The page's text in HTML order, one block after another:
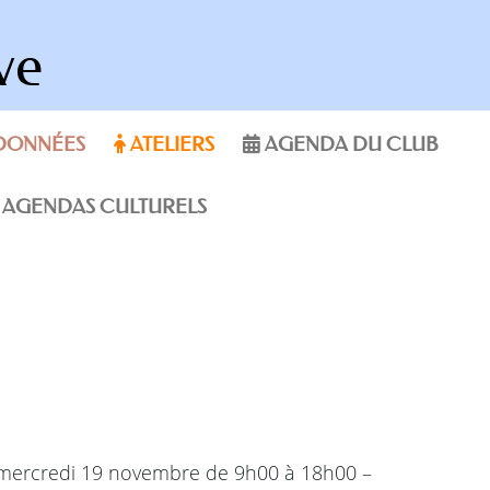
ATELIERS AGENDA DU CLUB
CULTURELS
19 novembre de 9h00 à 18h00 –